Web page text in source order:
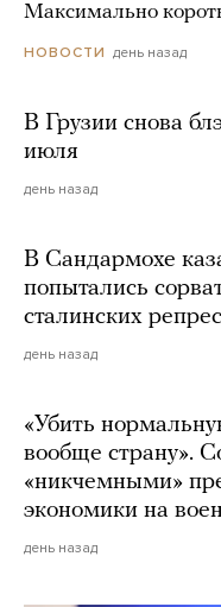
Максимально
НОВОСТИ день назад
В Грузии снова
июля
день назад
В Сандармохе
попытались
сталинских
день назад
«Убить
вообще страну».
«никчемными»
экономики на
день назад